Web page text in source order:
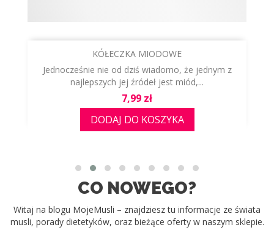
KÓŁECZKA MIODOWE
Jednocześnie nie od dziś wiadomo, że jednym z
najlepszych jej źródeł jest miód,...
Cena
7,99 zł
DODAJ DO KOSZYKA
CO NOWEGO?
Witaj na blogu MojeMusli – znajdziesz tu informacje ze świata
musli, porady dietetyków, oraz bieżące oferty w naszym sklepie.